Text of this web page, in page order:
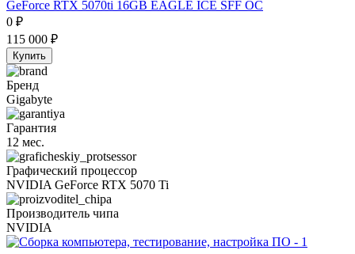
GeForce RTX 5070ti 16GB EAGLE ICE SFF OC
0 ₽
115 000 ₽
Купить
Бренд
Gigabyte
Гарантия
12 мес.
Графический процессор
NVIDIA GeForce RTX 5070 Ti
Производитель чипа
NVIDIA